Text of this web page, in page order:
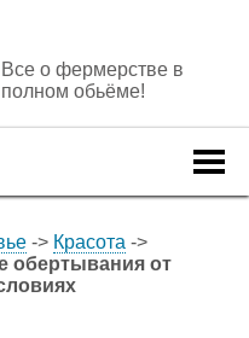
Все о фермерстве в
полном обьёме!
-> Красота ->
обертывания от